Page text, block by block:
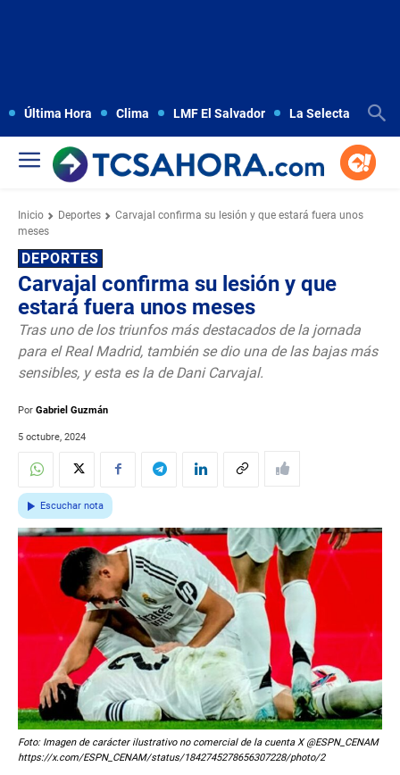
Última Hora Clima LMF El Salvador La Selecta
Inicio Deportes
Carvajal confirma su lesión y que estará fuera unos
meses
DEPORTES
Carvajal confirma su lesión y que
estará fuera unos meses
Tras uno de los triunfos más destacados de la jornada
para el Real Madrid, también se dio una de las bajas más
sensibles, y esta es la de Dani Carvajal.
Por Gabriel Guzmán
5 octubre, 2024
Escuchar nota
Foto: Imagen de carácter ilustrativo no comercial de la cuenta X @ESPN_CENAM
https://x.com/ESPN_CENAM/status/1842745278656307228/photo/2